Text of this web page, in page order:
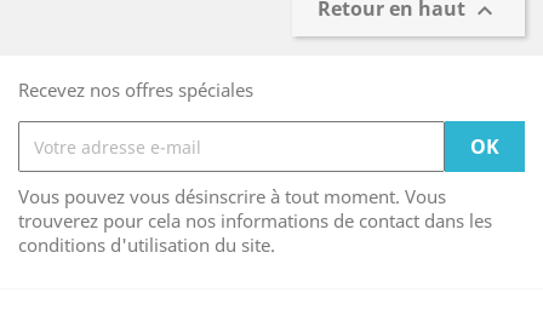
Retour en haut 
Recevez nos offres spéciales
Vous pouvez vous désinscrire à tout moment. Vous
trouverez pour cela nos informations de contact dans les
conditions d'utilisation du site.